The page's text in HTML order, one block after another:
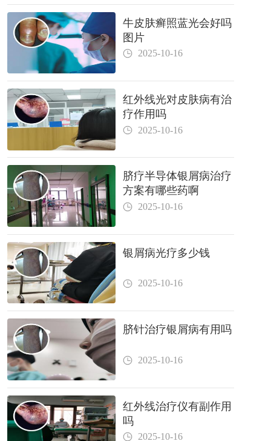
牛皮肤癣照蓝光会好吗
图片
2025-10-16
红外线光对皮肤病有治
疗作用吗
2025-10-16
脐疗半导体银屑病治疗
方案有哪些药啊
2025-10-16
银屑病光疗多少钱
2025-10-16
脐针治疗银屑病有用吗
2025-10-16
红外线治疗仪有副作用
吗
2025-10-16